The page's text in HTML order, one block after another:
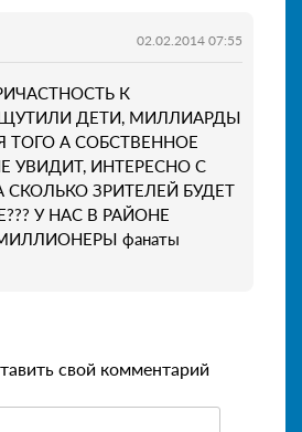
02.02.2014 07:55
К
ДЕТИ, МИЛЛИАРДЫ
А СОБСТВЕННОЕ
УВИДИТ, ИНТЕРЕСНО С
ЗРИТЕЛЕЙ БУДЕТ
У НАС В РАЙОНЕ
фанаты
свой комментарий